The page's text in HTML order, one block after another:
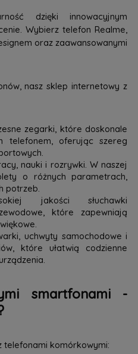
dzięki innowacyjnym
Wybierz telefon Realme,
oraz zaawansowanymi
nasz sklep internetowy z
zegarki, które doskonale
telefonem, oferując szereg
nauki i rozrywki. W naszej
o różnych parametrach,
potrzeb.
jakości słuchawki
które zapewniają
uchwyty samochodowe i
które ułatwią codzienne
smartfonami -
telefonami komórkowymi: